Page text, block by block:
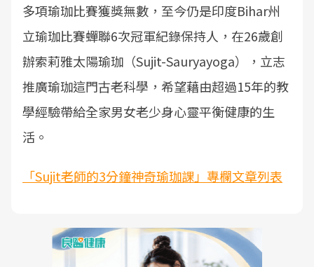
多項瑜珈比賽獲獎無數，至今仍是印度Bihar州
立瑜珈比賽蟬聯6次冠軍紀錄保持人，在26歲創
辦索莉雅太陽瑜珈（Sujit-Sauryayoga），立志
推廣瑜珈這門古老科學，希望藉由超過15年的教
學經驗帶給全家男女老少身心靈平衡健康的生
活。
「Sujit老師的3分鐘神奇瑜珈課」專欄文章列表